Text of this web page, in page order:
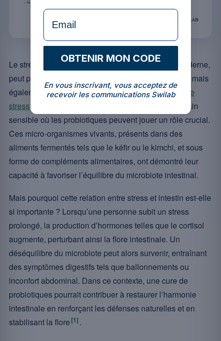
Le stress, ce compagnon insidieux du quotidien moderne,
peut perturber non seulement notre bien-être mental mais
également notre équilibre intestinal [4]. Enpériode de
stress intense, l’axe intestin-cerveau devient un terrain
sensible où les probiotiques peuvent jouer un rôle crucial.
Ces micro-organismes vivants, présents dans des
aliments fermentés tels que le kéfir ou le kimchi, et sous
forme de compléments alimentaires, ont démontré leur
capacité à favoriser l’équilibre du microbiote intestinal.
Mais pourquoi cette relation entre stress et intestin est-elle
si importante ? Lorsqu’une personne subit un stress
prolongé, la production d’hormones telles que le cortisol
augmente, perturbant ainsi la flore intestinale. Un
déséquilibre du microbiote peut alors survenir, entraînant
des symptômes digestifs tels que ballonnements ou
inconfort abdominal. Dans ce contexte, une cure de
probiotiques pourrait contribuer à restaurer l’harmonie
intestinale en renforçant les défenses naturelles et en
stabilisant la flore [1] .
formulaire Email
OBTENIR MON CODE
En vous inscrivant, vous acceptez de
recevoir les communications Swilab